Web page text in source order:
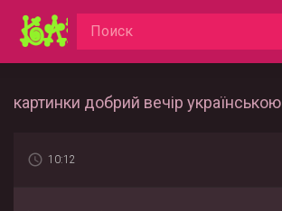
картинки добрий вечір українською
10:12